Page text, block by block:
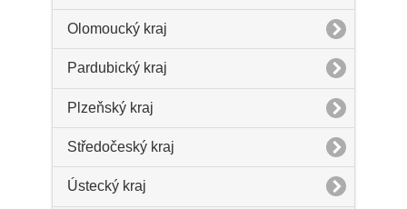
Olomoucký kraj
Pardubický kraj
Plzeňský kraj
Středočeský kraj
Ústecký kraj